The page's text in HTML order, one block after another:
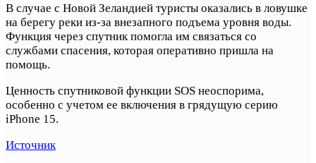
В случае с Новой Зеландией туристы оказались в ловушке
на берегу реки из-за внезапного подъема уровня воды.
Функция через спутник помогла им связаться со
службами спасения, которая оперативно пришла на
помощь.
Ценность спутниковой функции SOS неоспорима,
особенно с учетом ее включения в грядущую серию
iPhone 15.
Источник